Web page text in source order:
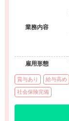
業務内容
雇用形態
賞与あり 給与高め
社会保険完備